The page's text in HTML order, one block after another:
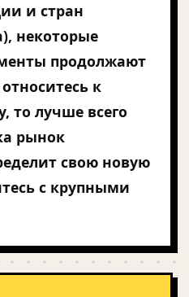
и стран
некоторые
продолжают
к
то лучше всего
рынок
свою новую
с крупными